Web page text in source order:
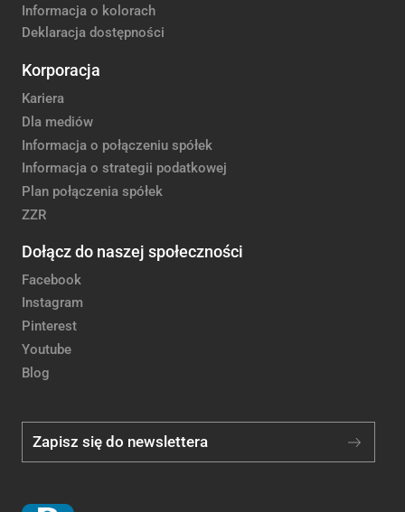
Informacja o kolorach
Deklaracja dostępności
Korporacja
Kariera
Dla mediów
Informacja o połączeniu spółek
Informacja o strategii podatkowej
Plan połączenia spółek
ZZR
Dołącz do naszej społeczności
Facebook
Instagram
Pinterest
Youtube
Blog
Zapisz się do newslettera